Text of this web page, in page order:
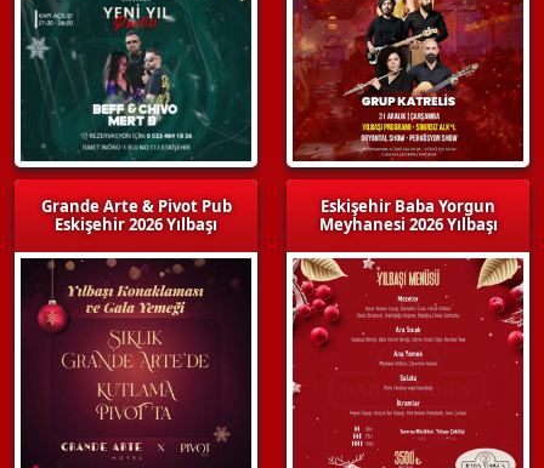
Grande Arte & Pivot Pub
Eskişehir 2026 Yılbaşı
Eskişehir Baba Yorgun
Meyhanesi 2026 Yılbaşı